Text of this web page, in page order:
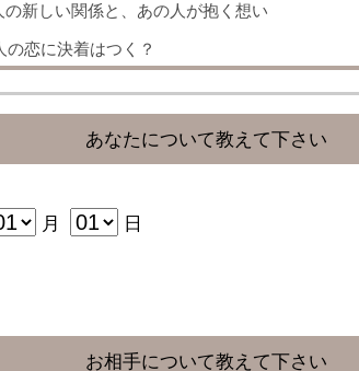
新しい関係と、あの人が抱く想い
の恋に決着はつく？
あなたについて教えて下さい
月
日
お相手について教えて下さい